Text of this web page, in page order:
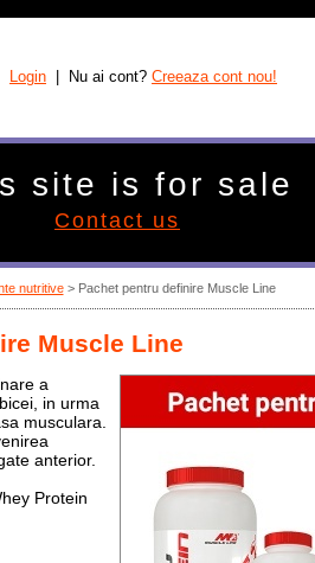
nutritive> Pachet pentru definire Muscle Line
Muscle Line
a
in urma
musculara.
anterior.
Protein
Login | Nu ai cont? Creeaza cont nou!
site is for sale
Contact us